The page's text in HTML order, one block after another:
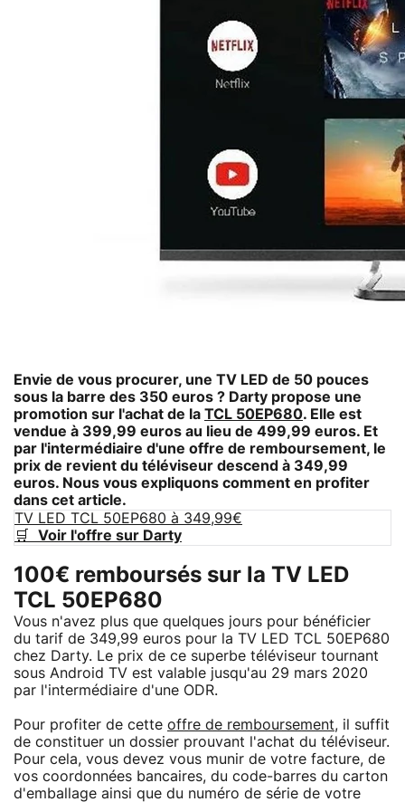
Envie de vous procurer, une TV LED de 50 pouces
sous la barre des 350 euros ? Darty propose une
promotion sur l'achat de la TCL 50EP680. Elle est
vendue à 399,99 euros au lieu de 499,99 euros. Et
par l'intermédiaire d'une offre de remboursement, le
prix de revient du téléviseur descend à 349,99
euros. Nous vous expliquons comment en profiter
dans cet article.
TV LED TCL 50EP680 à 349,99€
🛒 Voir l'offre sur Darty
100€ remboursés sur la TV LED
TCL 50EP680
Vous n'avez plus que quelques jours pour bénéficier
du tarif de 349,99 euros pour la TV LED TCL 50EP680
chez Darty. Le prix de ce superbe téléviseur tournant
sous Android TV est valable jusqu'au 29 mars 2020
par l'intermédiaire d'une ODR.
Pour profiter de cette offre de remboursement, il suffit
de constituer un dossier prouvant l'achat du téléviseur.
Pour cela, vous devez vous munir de votre facture, de
vos coordonnées bancaires, du code-barres du carton
d'emballage ainsi que du numéro de série de votre